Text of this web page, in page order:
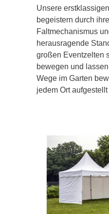
Unsere
begeistern durch
Faltmechanismus
herausragende
großen Eventzelten
bewegen und
Wege im Garten
jedem Ort